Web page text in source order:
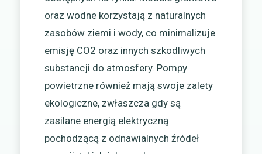
oraz wodne korzystają z naturalnych
zasobów ziemi i wody, co minimalizuje
emisję CO2 oraz innych szkodliwych
substancji do atmosfery. Pompy
powietrzne również mają swoje zalety
ekologiczne, zwłaszcza gdy są
zasilane energią elektryczną
pochodzącą z odnawialnych źródeł